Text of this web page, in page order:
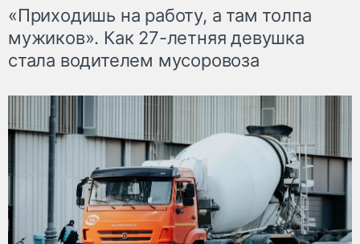
«Приходишь на работу, а там толпа
мужиков». Как 27-летняя девушка
стала водителем мусоровоза